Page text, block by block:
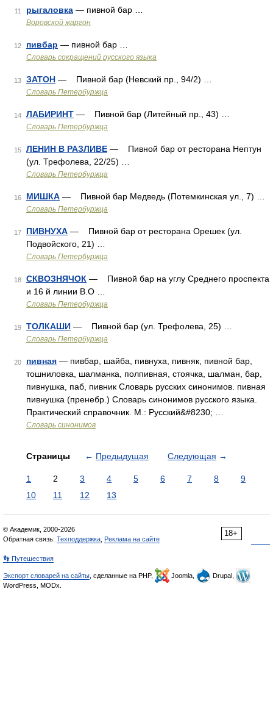
11 рыгаловка — пивной бар …
Воровской жаргон
12 пивбар — пивной бар …
Словарь сокращений русского языка
13 ЗАТОН — Пивной бар (Невский пр., 94/2) …
Словарь Петербуржца
14 ЛАБИРИНТ — Пивной бар (Литейный пр., 43) …
Словарь Петербуржца
15 ЛЕНИН В РАЗЛИВЕ — Пивной бар от ресторана Нептун
(ул. Трефолева, 22/25) …
Словарь Петербуржца
16 МИШКА — Пивной бар Медведь (Потемкинская ул., 7) …
Словарь Петербуржца
17 ПИВНУХА — Пивной бар от ресторана Орешек (ул.
Подвойского, 21) …
Словарь Петербуржца
18 СКВОЗНЯЧОК — Пивной бар на углу Среднего проспекта
и 16 й линии В.О …
Словарь Петербуржца
19 ТОЛКАШИ — Пивной бар (ул. Трефолева, 25) …
Словарь Петербуржца
20 пивная — пивбар, шайба, пивнуха, пивняк, пивной бар,
тошниловка, шалманка, полпивная, стоячка, шалман, бар,
пивнушка, паб, пивник Словарь русских синонимов. пивная
пивнушка (пренебр.) Словарь синонимов русского языка.
Практический справочник. М.: Русский&#8230; …
Словарь синонимов
Страницы ← Предыдущая Следующая →
1 2 3 4 5 6 7 8
9
10
11 12 13
18+
© Академик, 2000-2026
Обратная связь: Техподдержка Реклама на сайте
👣 Путешествия
Экспорт словарей на сайты , сделанные на PHP, Joomla,
Drupal,
WordPress, MODx.